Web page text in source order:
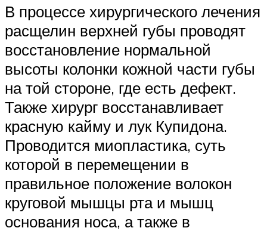
В процессе хирургического лечения
расщелин верхней губы проводят
восстановление нормальной
высоты колонки кожной части губы
на той стороне, где есть дефект.
Также хирург восстанавливает
красную кайму и лук Купидона.
Проводится миопластика, суть
которой в перемещении в
правильное положение волокон
круговой мышцы рта и мышц
основания носа, а также в